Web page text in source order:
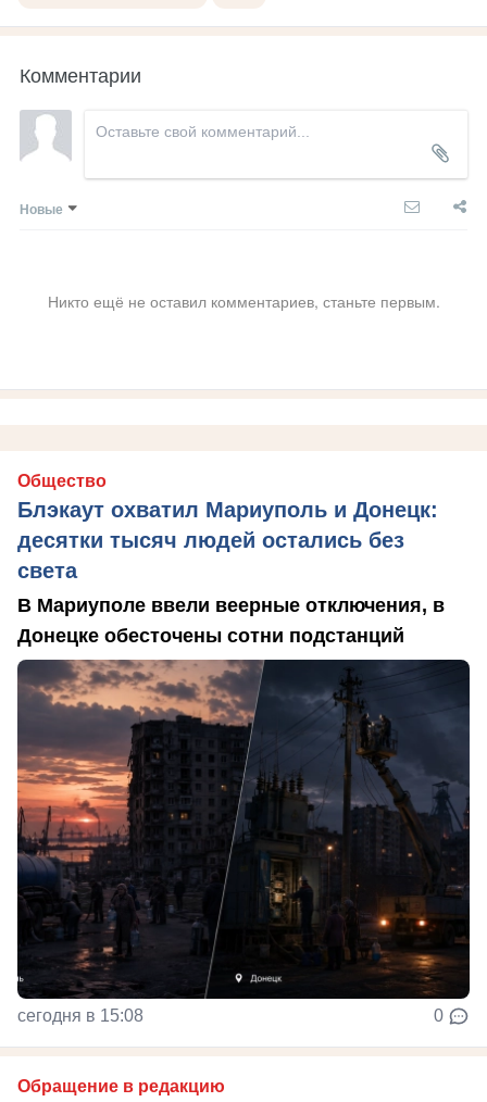
Комментарии
Новые
Никто ещё не оставил комментариев, станьте первым.
Общество
Блэкаут охватил Мариуполь и Донецк:
десятки тысяч людей остались без
света
В Мариуполе ввели веерные отключения, в
Донецке обесточены сотни подстанций
сегодня в 15:08 0
Обращение в редакцию